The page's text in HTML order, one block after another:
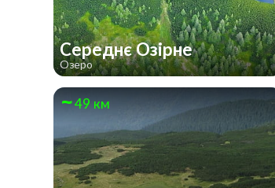
Середнє Озірне
Озеро
49 км